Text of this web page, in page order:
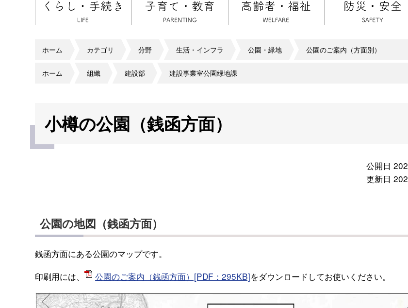
ホーム カテゴリ 分野 生活・インフラ 公園・緑地 公園のご案内（方面別）
ホーム 組織 建設部 建設事業室公園緑地課
小樽の公園（銭函方面）
公開日
更新日
公園の地図（銭函方面）
銭函方面にある公園のマップです。
印刷用には、
公園のご案内（銭函方面）[PDF：295KB]をダウンロードしてお使いください。